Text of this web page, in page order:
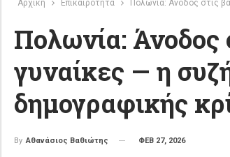
Αρχική Επικαιρότητα Πολωνία: Άνοδος στις
Πολωνία: Άνοδος
γυναίκες — η
δημογραφικής
By Αθανάσιος Βαθιώτης ΦΕΒ 27, 2026